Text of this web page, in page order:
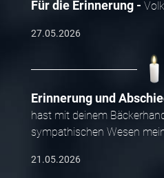
Für die Erinnerung
27.05.2026
Erinnerung und
hast mit deinem
sympathischen Wesen
21.05.2026